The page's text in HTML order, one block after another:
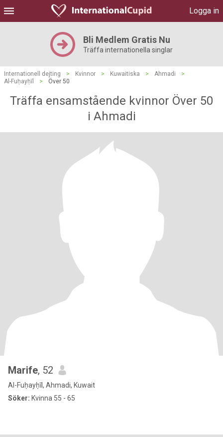
Logga in
Bli Medlem Gratis Nu
Träffa internationella singlar
Internationell dejting > Kvinnor > Kuwaitiska > Ahmadi
>
Al-Fuḥayḥīl
> Över 50
Träffa ensamstående kvinnor Över 50
i Ahmadi
Marife, 52
Al-Fuḥayḥīl, Ahmadi, Kuwait
Söker: Kvinna 55 - 65